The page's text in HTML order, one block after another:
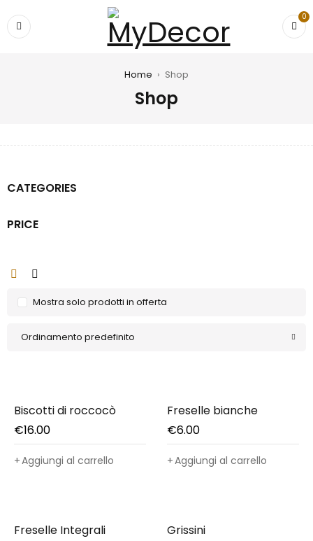
0
Home › Shop
Shop
CATEGORIES
PRICE
Ordinamento predefinito
Mostra solo prodotti in offerta
Biscotti di roccocò
€16.00
Aggiungi al carrello
Freselle bianche
€6.00
Aggiungi al carrello
Freselle Integrali
Grissini